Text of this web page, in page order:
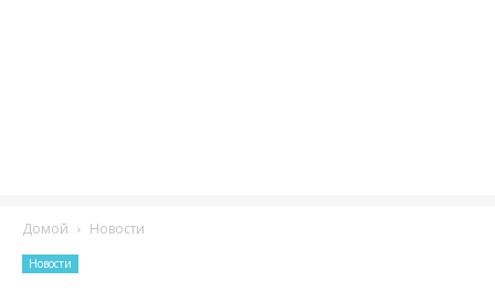
Домой Новости
Новости